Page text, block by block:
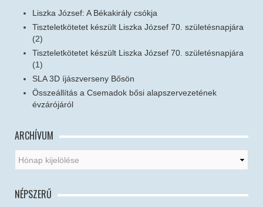
Liszka József: A Békakirály csókja
Tiszteletkötetet készült Liszka József 70. születésnapjára
(2)
Tiszteletkötetet készült Liszka József 70. születésnapjára
(1)
SLA 3D íjászverseny Bősön
Összeállítás a Csemadok bősi alapszervezetének
évzárójáról
ARCHÍVUM
NÉPSZERŰ